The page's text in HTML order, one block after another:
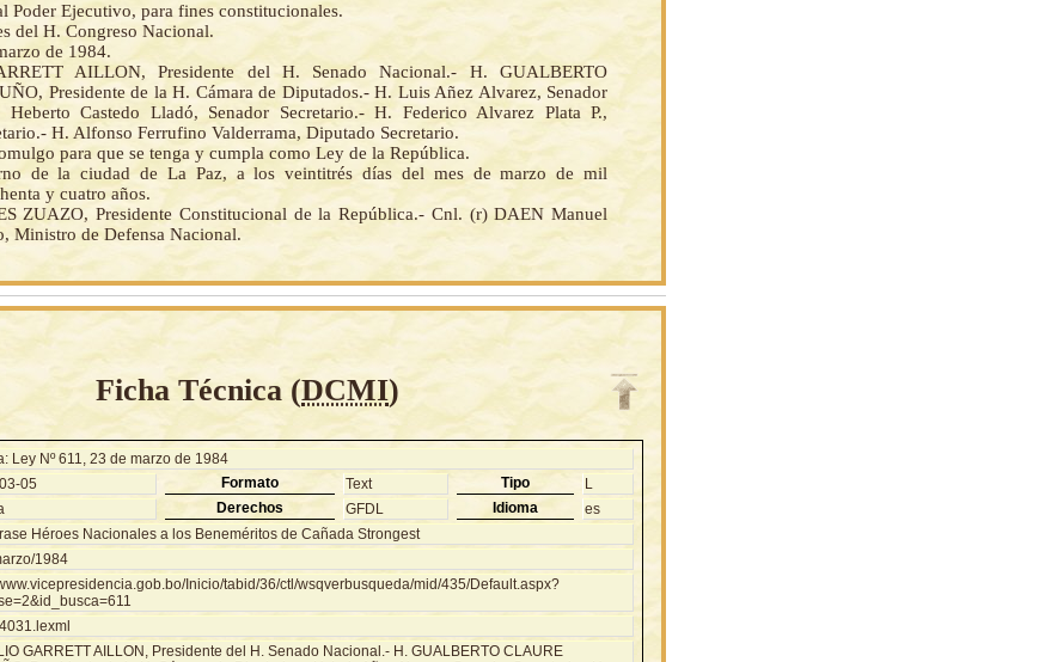
Poder Ejecutivo, para fines constitucionales.
del H. Congreso Nacional.
de 1984.
AILLON, Presidente del H. Senado Nacional.- H. GUALBERTO
Presidente de la H. Cámara de Diputados.- H. Luis Añez Alvarez, Senador
Heberto Castedo Lladó, Senador Secretario.- H. Federico Alvarez Plata P.,
H. Alfonso Ferrufino Valderrama, Diputado Secretario.
para que se tenga y cumpla como Ley de la República.
de la ciudad de La Paz, a los veintitrés días del mes de marzo de mil
y cuatro años.
ZUAZO, Presidente Constitucional de la República.- Cnl. (r) DAEN Manuel
Ministro de Defensa Nacional.
Ficha Técnica (DCMI)
Ley Nº 611, 23 de marzo de 1984
05 Formato Text Tipo
L
Derechos GFDL Idioma
es
Héroes Nacionales a los Beneméritos de Cañada Strongest
1984
Inicio/tabid/36/ctl/wsqverbusqueda/mid/435/Default.aspx?
GARRETT AILLON, Presidente del H. Senado Nacional.- H. GUALBERTO CLAURE